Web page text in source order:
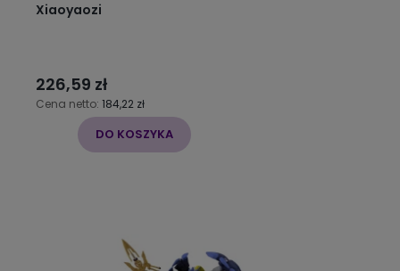
Xiaoyaozi
226,59 zł
Cena netto: 184,22 zł
DO KOSZYKA